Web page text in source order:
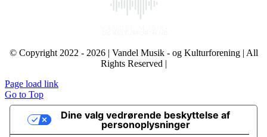
© Copyright 2022 - 2026 | Vandel Musik - og Kulturforening | All
Rights Reserved |
Page load link
Go to Top
Dine valg vedrørende beskyttelse af
personoplysninger